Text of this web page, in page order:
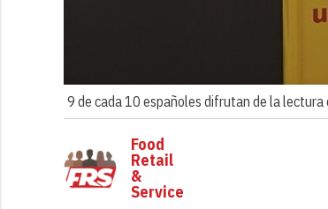
9 de cada 10 españoles difrutan de la lectura
Food
Retail
&
Service